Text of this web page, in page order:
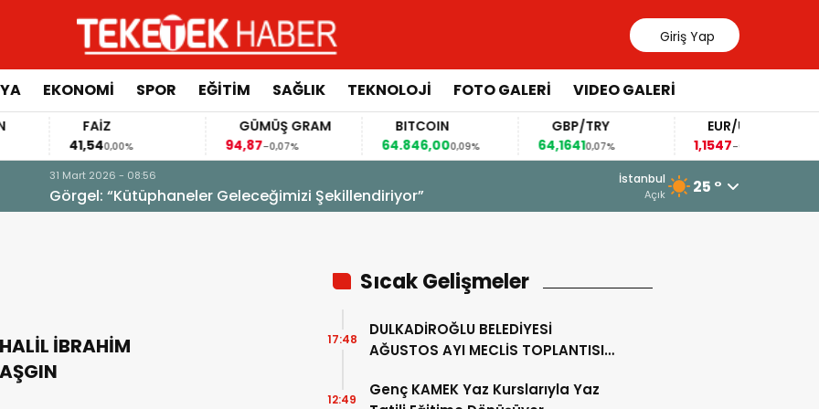
Giriş Yap
EKONOMİ SPOR EĞİTİM SAĞLIK TEKNOLOJİ FOTO GALERİ VIDEO GALERİ
41,540,00%
GÜMÜŞ GRAM
94,87-0,07%
BITCOIN
64.846,000,09%
GBP/TRY
64,16410,07%
EUR/USD
1,1547 -0,05%
Şekillendiriyor”
19 Mart 2026 - 13:54
Toptaş, Bayramda Personeliyle Bir
İstanbul
Açık 25 °
HALİL İBRAHİM
AŞGIN
Sıcak Gelişmeler
DULKADİROĞLU BELEDİYESİ
AĞUSTOS AYI MECLİS TOPLANTISI
17:48
Genç KAMEK Yaz Kurslarıyla Yaz
12:49